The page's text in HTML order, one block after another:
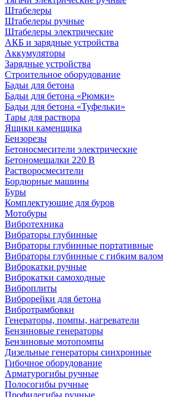
Штабелеры
Штабелеры ручные
Штабелеры электрические
АКБ и зарядные устройства
Аккумуляторы
Зарядные устройства
Строительное оборудование
Бадьи для бетона
Бадьи для бетона «Рюмки»
Бадьи для бетона «Туфельки»
Тары для раствора
Ящики каменщика
Бензорезы
Бетоносмесители электрические
Бетономешалки 220 В
Растворосмесители
Бордюрные машины
Буры
Комплектующие для буров
Мотобуры
Вибротехника
Вибраторы глубинные
Вибраторы глубинные портативные
Вибраторы глубинные с гибким валом
Виброкатки ручные
Виброкатки самоходные
Виброплиты
Виброрейки для бетона
Вибротрамбовки
Генераторы, помпы, нагреватели
Бензиновые генераторы
Бензиновые мотопомпы
Дизельные генераторы синхронные
Гибочное оборудование
Арматурогибы ручные
Полосогибы ручные
Профилегибы ручные